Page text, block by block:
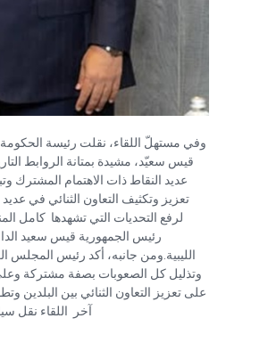
وفي مستهلّ اللقاء، نقلت رئيسة
قيس سعيّد، مشيدة بمتانة الروابط
عديد النقاط ذات الاهتمام المشترك
تعزيز وتكثيف التعاون الثنائي في
لرفع التحديات التي تشهدها كامل
رئيس الجمهورية قيس سعيد
الليبية.ومن جانبه، أكد رئيس المجلس
وتذليل كل الصعوبات بصفة مشتركة
على تعزيز التعاون الثنائي بين البلدين
آخر اللقاء نقل